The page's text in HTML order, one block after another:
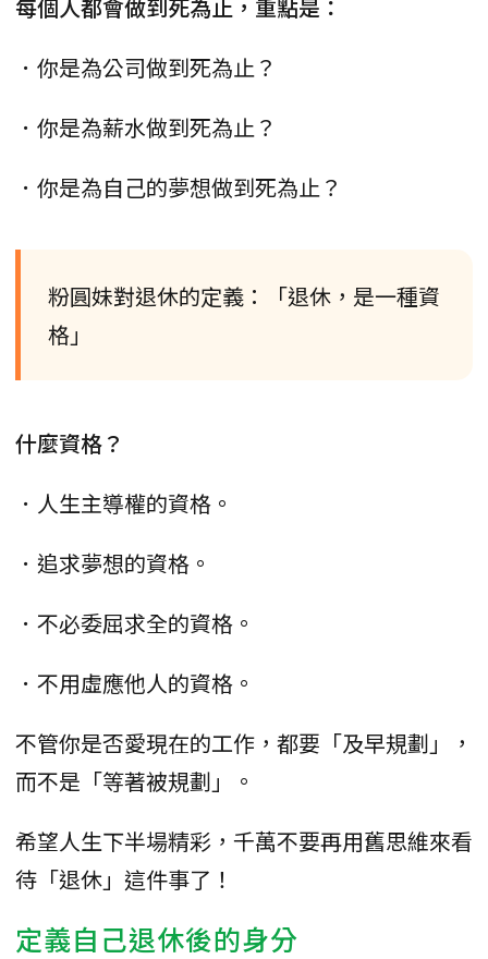
每個人都會做到死為止，重點是：
．你是為公司做到死為止？
．你是為薪水做到死為止？
．你是為自己的夢想做到死為止？
粉圓妹對退休的定義：「退休，是一種資
格」
什麼資格？
．人生主導權的資格。
．追求夢想的資格。
．不必委屈求全的資格。
．不用虛應他人的資格。
不管你是否愛現在的工作，都要「及早規劃」，
而不是「等著被規劃」。
希望人生下半場精彩，千萬不要再用舊思維來看
待「退休」這件事了！
定義自己退休後的身分